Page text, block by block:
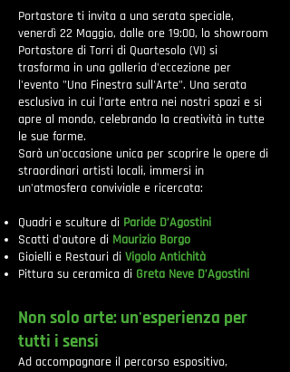
Portastore ti invita a una serata speciale,
venerdì 22 Maggio, dalle ore 19:00, lo showroom
Portastore di Torri di Quartesolo (VI) si
trasforma in una galleria d'eccezione per
l'evento "Una Finestra sull'Arte". Una serata
esclusiva in cui l'arte entra nei nostri spazi e si
apre al mondo, celebrando la creatività in tutte
le sue forme.
Sarà un'occasione unica per scoprire le opere di
straordinari artisti locali, immersi in
un'atmosfera conviviale e ricercata:
Quadri e sculture di Paride D’Agostini
Scatti d'autore di Maurizio Borgo
Gioielli e Restauri di Vigolo Antichità
Pittura su ceramica di Greta Neve D’Agostini
Non solo arte: un'esperienza per
tutti i sensi
Ad accompagnare il percorso espositivo,